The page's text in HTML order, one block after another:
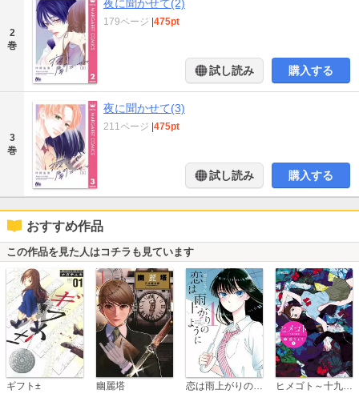
2
巻
夜に聞かせて(2)
179ページ 475pt
試し読み 購入する
3
巻
夜に聞かせて(3)
211ページ 475pt
試し読み 購入する
おすすめ作品
この作品を見た人はコチラも見ています
ギフト± 幽麗塔 恋は雨上がりのように ヒメゴト～十九歳の制服～